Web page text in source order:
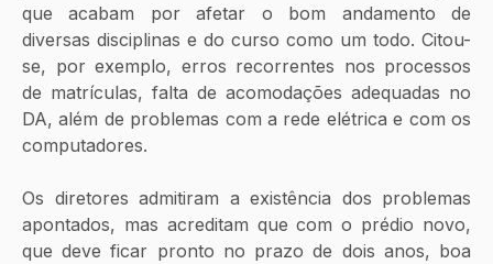
que acabam por afetar o bom andamento de
diversas disciplinas e do curso como um todo. Citou-
se, por exemplo, erros recorrentes nos processos
de matrículas, falta de acomodações adequadas no
DA, além de problemas com a rede elétrica e com os
computadores.
Os diretores admitiram a existência dos problemas
apontados, mas acreditam que com o prédio novo,
que deve ficar pronto no prazo de dois anos, boa